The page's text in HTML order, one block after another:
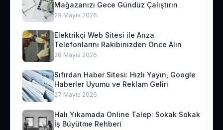
Mağazanızı Gece Gündüz Çalıştırın
29 Mayıs 2026
Elektrikçi Web Sitesi ile Arıza
Telefonlarını Rakibinizden Önce Alın
28 Mayıs 2026
Sıfırdan Haber Sitesi: Hızlı Yayın, Google
Haberler Uyumu ve Reklam Geliri
27 Mayıs 2026
Halı Yıkamada Online Talep: Sokak Sokak
İş Büyütme Rehberi